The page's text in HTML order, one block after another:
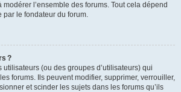
l’ensemble des forums. Tout cela dépend
le fondateur du forum.
?
utilisateurs (ou des groupes d’utilisateurs) qui
forums. Ils peuvent modifier, supprimer, verrouiller,
et scinder les sujets dans les forums qu’ils